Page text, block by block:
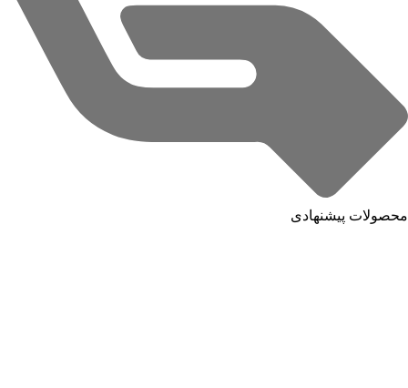
محصولات پیشنهادی